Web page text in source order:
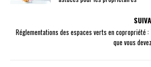
Réglementations des espaces verts en copropriété :
que vous